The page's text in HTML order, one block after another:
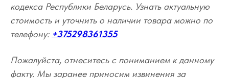
кодекса Республики Беларусь. Узнать актуальную
стоимость и уточнить о наличии товара можно по
телефону: +375298361355
Пожалуйста, отнеситесь с пониманием к данному
факту. Мы заранее приносим извинения за